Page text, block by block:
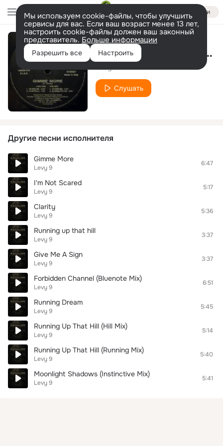
Войти
Мы используем cookie-файлы, чтобы улучшить
сервисы для вас. Если ваш возраст менее 13 лет,
настроить cookie-файлы должен ваш законный
представитель. Больше информации
Разрешить все Настроить Running Up That Hill (7 Inch Edit Mix)
Слушать
Другие песни исполнителя
Gimme More
Levy 9
6:47
I'm Not Scared
Levy 9
5:17
Clarity
Levy 9
5:36
Running up that hill
Levy 9
3:37
Give Me A Sign
Levy 9
3:37
Forbidden Channel (Bluenote Mix)
Levy 9
6:51
Running Dream
Levy 9
5:45
Running Up That Hill (Hill Mix)
Levy 9
5:14
Running Up That Hill (Running Mix)
Levy 9
5:40
Moonlight Shadows (Instinctive Mix)
Levy 9
5:41